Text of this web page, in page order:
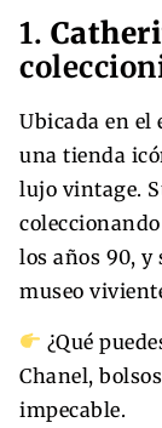
1.
Ubicada en el
una tienda
lujo vintage.
los años 90, y
museo
¿Qué
Chanel,
impecable.